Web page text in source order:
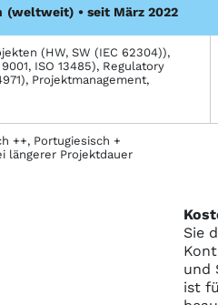
(weltweit) • seit März 2022
(HW, SW (IEC 62304)),
ISO 13485), Regulatory
Projektmanagement,
++, Portugiesisch +
längerer Projektdauer
Sie
und
ist